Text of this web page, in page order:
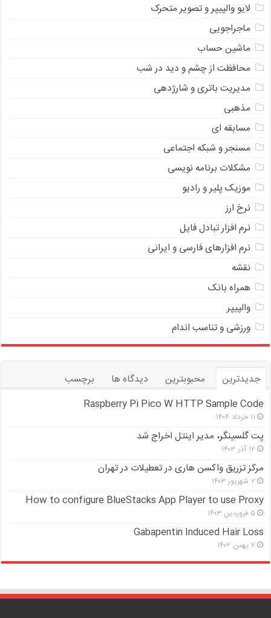
لایو والپیپر و تصویر متحرک
ماجراجویی
ماشین حساب
محافظت از چشم و دید در شب
مدیریت باتری و شارژدهی
مذهبی
مسابقه ای
مسنجر و شبکه اجتماعی
مشکلات برنامه نویسی
موزیک پلیر و رادیو
نرخ ارز
ﻧﺮﻡ ﺍﻓﺰﺍﺭ ﺗﺒﺎﺩﻝ ﻓﺎﻳﻞ
نرم افزارهای فارسی و ایرانی
نقشه
همراه بانک
والپیپر
ورزشی و تناسب اندام
جدیدترین محبوبترین دیدگاه ها
برچسب
Raspberry Pi Pico W HTTP Sample Code
۱۱ خرداد ۱۴۰۴
پت گلسینگر، مدیر اینتل اخراج شد
۱۲ آذر ۱۴۰۳
مرکز تزریق واکسن هاری در تعطیلات در تهران
۲ شهریور ۱۴۰۳
How to configure BlueStacks App Player to use Proxy
۵ فروردین ۱۴۰۳
Gabapentin Induced Hair Loss
۲ بهمن ۱۴۰۲